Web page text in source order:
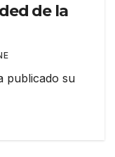
de la
publicado su